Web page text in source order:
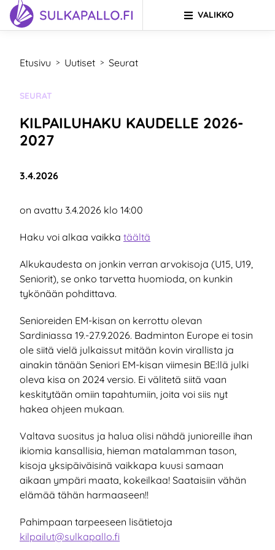
Siirry sivun sisältöön
SIIRRY ETUSIVULLE
VALIKKO
Etusivu > Uutiset > Seurat
KATEGORIA:
SEURAT
KILPAILUHAKU KAUDELLE 2026-
2027
Julkaistu:
3.4.2026
on avattu 3.4.2026 klo 14:00
Haku voi alkaa vaikka täältä
Alkukaudesta on jonkin verran arvokisoja (U15, U19,
Seniorit), se onko tarvetta huomioda, on kunkin
tykönään pohdittava.
Senioreiden EM-kisan on kerrottu olevan
Sardiniassa 19.-27.9.2026. Badminton Europe ei tosin
ole siitä vielä julkaissut mitään kovin virallista ja
ainakin tänään Seniori EM-kisan viimesin BE:llä julki
oleva kisa on 2024 versio. Ei välitetä siitä vaan
keskitytään omiin tapahtumiin, joita voi siis nyt
hakea ohjeen mukaan.
Valtava suositus ja halua olisi nähdä junioreille ihan
ikiomia kansallisia, hieman matalamman tason,
kisoja yksipäiväisinä vaikkapa kuusi samaan
aikaan ympäri maata, kokeilkaa! Saataisiin vähän
elämää tähän harmaaseen!!
Pahimpaan tarpeeseen lisätietoja
kilpailut@sulkapallo.fi